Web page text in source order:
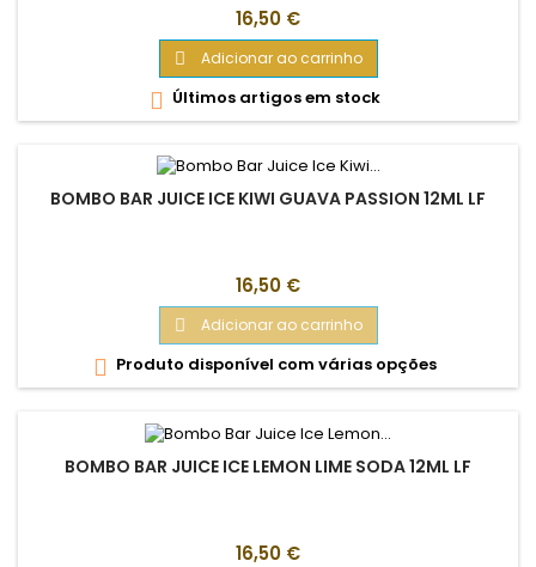
Preço
16,50 €
 Adicionar ao carrinho
 Últimos artigos em stock
BOMBO BAR JUICE ICE KIWI GUAVA PASSION 12ML LF
Preço
16,50 €
 Adicionar ao carrinho
 Produto disponível com várias opções
BOMBO BAR JUICE ICE LEMON LIME SODA 12ML LF
Preço
16,50 €